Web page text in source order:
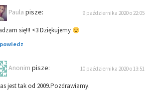
Paula pisze: 9 października 2020 o 22:05
się!!! <3 Dziękujemy
Anonim pisze: 10 października 2020 o 13:51
jest tak od 2009.Pozdrawiamy.